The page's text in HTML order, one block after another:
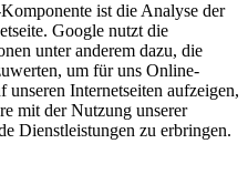
ist die Analyse der
Google nutzt die
unter anderem dazu, die
um für uns Online-
Internetseiten aufzeigen,
mit der Nutzung unserer
Dienstleistungen zu erbringen.